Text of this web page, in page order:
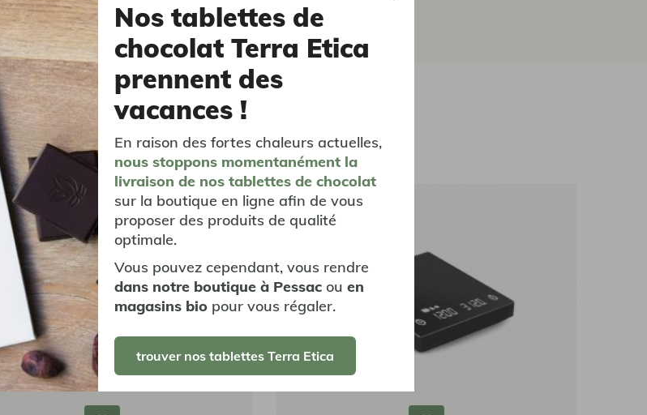
aimerez aussi...
Nos tablettes de
chocolat Terra Etica
prennent des
vacances !
En raison des fortes chaleurs actuelles,
nous stoppons momentanément la
livraison de nos tablettes de chocolat
sur la boutique en ligne afin de vous
proposer des produits de qualité
optimale.
Vous pouvez cependant, vous rendre
dans notre boutique à Pessac ou en
magasins bio pour vous régaler.
trouver nos tablettes Terra Etica